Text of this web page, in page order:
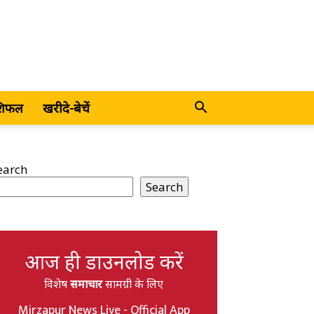
खरीदे-बेचें
Search
आज ही डाउनलोड करें
विशेषसमाचारसामग्री के लिए